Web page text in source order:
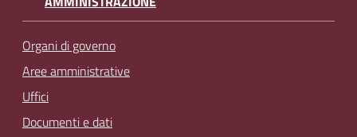
Organi di governo
Aree amministrative
Uffici
Documenti e dati